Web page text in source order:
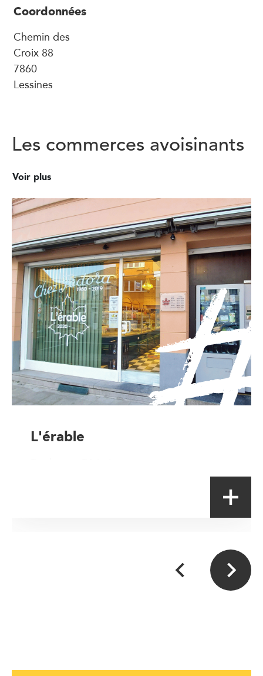
Coordonnées
Chemin des
Croix 88
7860
Lessines
Les commerces avoisinants
Voir plus
L'érable